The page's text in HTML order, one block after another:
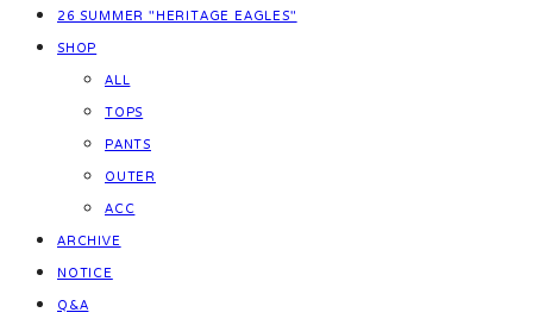
26 SUMMER "HERITAGE EAGLES"
SHOP
ALL
TOPS
PANTS
OUTER
ACC
ARCHIVE
NOTICE
Q&A